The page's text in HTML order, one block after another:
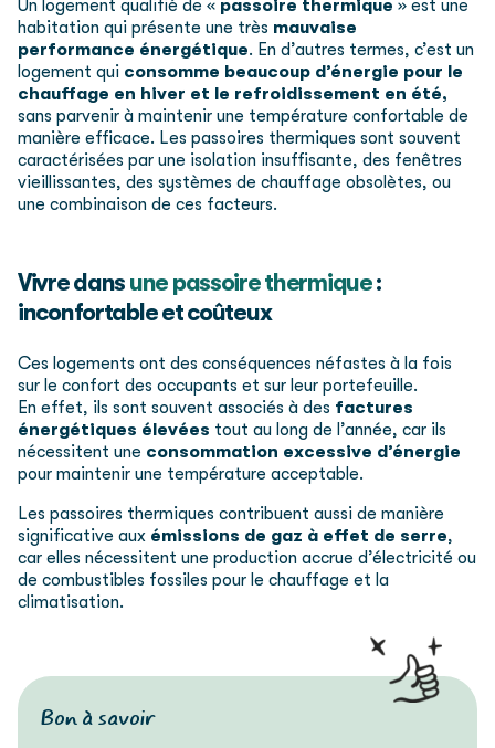
Un logement qualifié de « passoire thermique » est une
habitation qui présente une très mauvaise
performance énergétique. En d’autres termes, c’est un
logement qui consomme beaucoup d’énergie pour le
chauffage en hiver et le refroidissement en été,
sans parvenir à maintenir une température confortable de
manière efficace. Les passoires thermiques sont souvent
caractérisées par une isolation insuffisante, des fenêtres
vieillissantes, des systèmes de chauffage obsolètes, ou
une combinaison de ces facteurs.
Vivre dans une passoire thermique:
inconfortable et coûteux
Ces logements ont des conséquences néfastes à la fois
sur le confort des occupants et sur leur portefeuille.
En effet, ils sont souvent associés à des factures
énergétiques élevées tout au long de l’année, car ils
nécessitent une consommation excessive d’énergie
pour maintenir une température acceptable.
Les passoires thermiques contribuent aussi de manière
significative aux émissions de gaz à effet de serre,
car elles nécessitent une production accrue d’électricité ou
de combustibles fossiles pour le chauffage et la
climatisation.
Bon à savoir